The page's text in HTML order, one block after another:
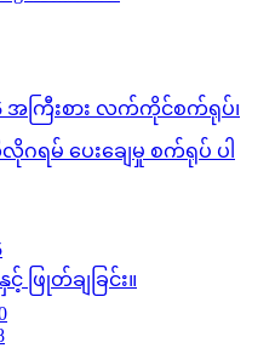
အကြီးစား လက်ကိုင်စက်ရုပ်၊
လိုဂရမ် ပေးချေမှု စက်ရုပ် ပါ
ဖြုတ်ချခြင်း။